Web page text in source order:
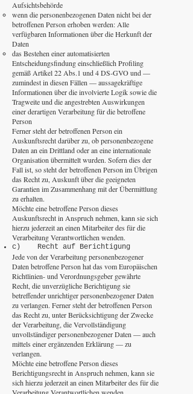
Aufsichtsbehörde
wenn die personenbezogenen Daten nicht bei der
betroffenen Person erhoben werden: Alle
verfügbaren Informationen über die Herkunft der
Daten
das Bestehen einer automatisierten
Entscheidungsfindung einschließlich Profiling
gemäß Artikel 22 Abs.1 und 4 DS-GVO und —
zumindest in diesen Fällen — aussagekräftige
Informationen über die involvierte Logik sowie die
Tragweite und die angestrebten Auswirkungen
einer derartigen Verarbeitung für die betroffene
Person
Ferner steht der betroffenen Person ein
Auskunftsrecht darüber zu, ob personenbezogene
Daten an ein Drittland oder an eine internationale
Organisation übermittelt wurden. Sofern dies der
Fall ist, so steht der betroffenen Person im Übrigen
das Recht zu, Auskunft über die geeigneten
Garantien im Zusammenhang mit der Übermittlung
zu erhalten.
Möchte eine betroffene Person dieses
Auskunftsrecht in Anspruch nehmen, kann sie sich
hierzu jederzeit an einen Mitarbeiter des für die
Verarbeitung Verantwortlichen wenden.
c) Recht auf Berichtigung
Jede von der Verarbeitung personenbezogener
Daten betroffene Person hat das vom Europäischen
Richtlinien- und Verordnungsgeber gewährte
Recht, die unverzügliche Berichtigung sie
betreffender unrichtiger personenbezogener Daten
zu verlangen. Ferner steht der betroffenen Person
das Recht zu, unter Berücksichtigung der Zwecke
der Verarbeitung, die Vervollständigung
unvollständiger personenbezogener Daten — auch
mittels einer ergänzenden Erklärung — zu
verlangen.
Möchte eine betroffene Person dieses
Berichtigungsrecht in Anspruch nehmen, kann sie
sich hierzu jederzeit an einen Mitarbeiter des für die